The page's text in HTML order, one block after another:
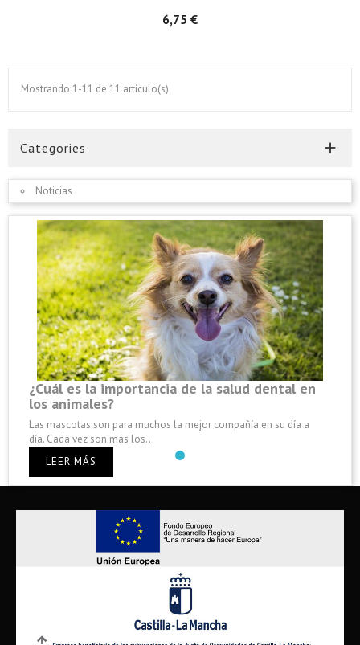
6,75 €Precio
Mostrando 1-11 de 11 artículo(s)
Categories 
Noticias
¿Cuál es la importancia de la salud dental en
los animales?
Las mascotas son para muchos la mejor compañía en su día a
día. Cada vez son más los...
LEER MÁS
Anterior